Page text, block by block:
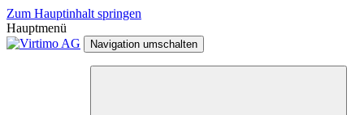
Zum Hauptinhalt springen
Hauptmenü
Navigation umschalten